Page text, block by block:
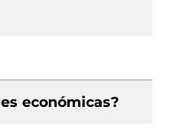
económicas?